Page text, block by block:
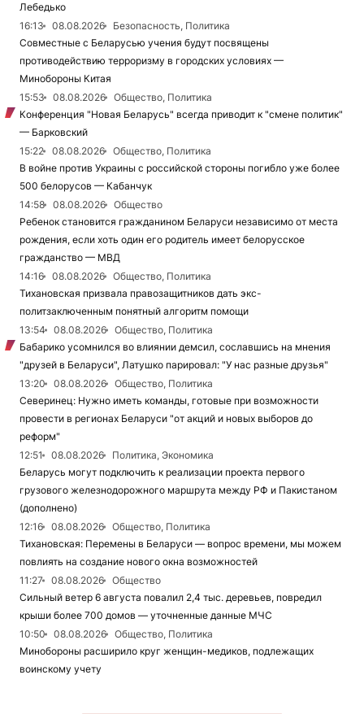
Лебедько
16:13
08.08.2026
Безопасность, Политика
Совместные с Беларусью учения будут посвящены
противодействию терроризму в городских условиях —
Минобороны Китая
15:53
08.08.2026
Общество, Политика
Конференция "Новая Беларусь" всегда приводит к "смене политик"
— Барковский
15:22
08.08.2026
Общество, Политика
В войне против Украины с российской стороны погибло уже более
500 белорусов — Кабанчук
14:58
08.08.2026
Общество
Ребенок становится гражданином Беларуси независимо от места
рождения, если хоть один его родитель имеет белорусское
гражданство — МВД
14:16
08.08.2026
Общество, Политика
Тихановская призвала правозащитников дать экс-
политзаключенным понятный алгоритм помощи
13:54
08.08.2026
Общество, Политика
Бабарико усомнился во влиянии демсил, сославшись на мнения
"друзей в Беларуси", Латушко парировал: "У нас разные друзья"
13:20
08.08.2026
Общество, Политика
Северинец: Нужно иметь команды, готовые при возможности
провести в регионах Беларуси "от акций и новых выборов до
реформ"
12:51
08.08.2026
Политика, Экономика
Беларусь могут подключить к реализации проекта первого
грузового железнодорожного маршрута между РФ и Пакистаном
(дополнено)
12:16
08.08.2026
Общество, Политика
Тихановская: Перемены в Беларуси — вопрос времени, мы можем
повлиять на создание нового окна возможностей
11:27
08.08.2026
Общество
Сильный ветер 6 августа повалил 2,4 тыс. деревьев, повредил
крыши более 700 домов — уточненные данные МЧС
10:50
08.08.2026
Общество, Политика
Минобороны расширило круг женщин-медиков, подлежащих
воинскому учету